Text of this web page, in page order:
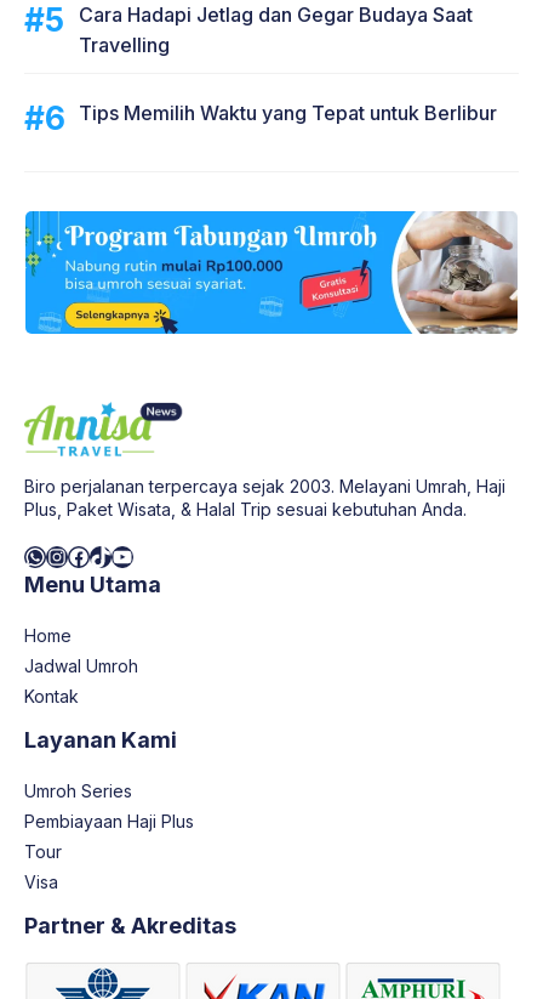
Cara Hadapi Jetlag dan Gegar Budaya Saat
Travelling
Tips Memilih Waktu yang Tepat untuk Berlibur
Biro perjalanan terpercaya sejak 2003. Melayani Umrah, Haji
Plus, Paket Wisata, & Halal Trip sesuai kebutuhan Anda.
WhatsApp
Instagram
Facebook
TikTok
YouTube
Menu Utama
Home
Jadwal Umroh
Kontak
Layanan Kami
Umroh Series
Pembiayaan Haji Plus
Tour
Visa
Partner & Akreditas